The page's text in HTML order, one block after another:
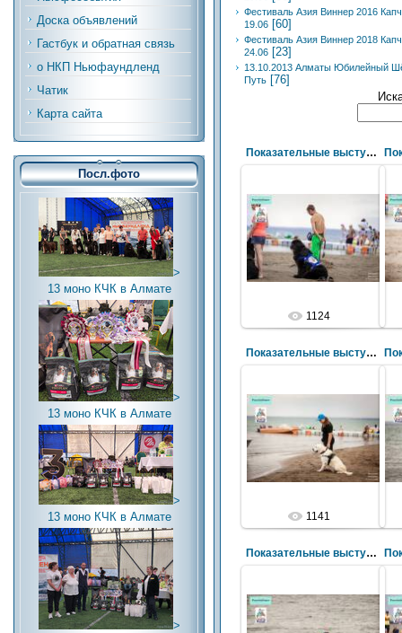
Доска объявлений
Гастбук и обратная связь
о НКП Ньюфаундленд
Чатик
Карта сайта
Посл.фото
>
13 моно КЧК в Алмате
>
13 моно КЧК в Алмате
>
13 моно КЧК в Алмате
>
Фестиваль Азия Виннер 2016
19.06 [60]
Фестиваль Азия Виннер 2018
24.06 [23]
13.10.2013 Алматы Юбилейный
Путь [76]
Показательные выступления по ССВ
1124
Показательные выступления по ССВ
1141
Показательные выступления по ССВ